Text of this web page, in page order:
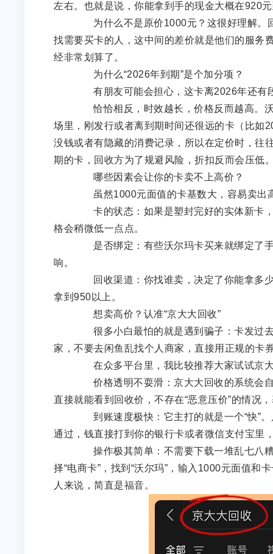
左右。也就是说，你能拿到手的现金大概在920
为什么不是原价1000元？这很好理解。
找需要买卡的人，这中间的差价就是他们的服务
经非常划算了。
为什么“2026年到期”是个加分项？
有朋友可能会担心，这卡离2026年还有
恰恰相反，时效越长，价格反而越高。沃
场里，刚发行或者离到期时间还很远的卡（比如
没钱或者有隐藏的消费记录，所以在定价时，往
期的卡，回收方为了规避风险，折扣反而会压低
哪些因素会让你的卡卖不上高价？
虽然1000元面值的卡基数大，容易卖出
卡的状态：如果是塑封完好的实体新卡，
格会稍微低一点点。
是否绑定：有些沃尔玛卡买来就绑定了手
响。
回收渠道：你找谁卖，决定了你能拿多少
拿到950以上。
想卖高价？认准“京大大回收”
很多小白最怕的就是遇到骗子：卡发过去
家，不要去闲鱼乱找个人商家，直接用正规的卡
在众多平台里，我比较推荐大家试试京大
价格透明不耍滑：京大大回收的系统会自
直接就能看到回收价，不存在“恶意压价”的情况
到账速度极快：它主打的就是一个“快”。
通过，钱直接打到你的银行卡或者微信支付宝里
操作极其简单：不需要下载一堆乱七八糟
择“电商卡”，找到“沃尔玛”，输入1000元面值和
人来说，简直是福音。